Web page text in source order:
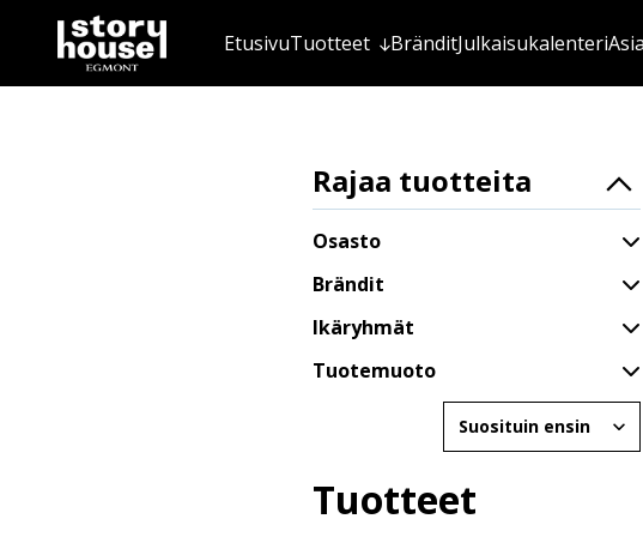
EtusivuTuotteet BränditJulkaisukalenteri
Rajaa tuotteita
Osasto
Brändit
Ikäryhmät
Tuotemuoto
Järjestä
Tuotteet